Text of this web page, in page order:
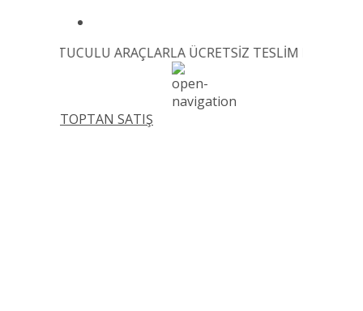
ARAÇLARLA ÜCRETSİZ TESLİM
TOPTAN SATIŞ